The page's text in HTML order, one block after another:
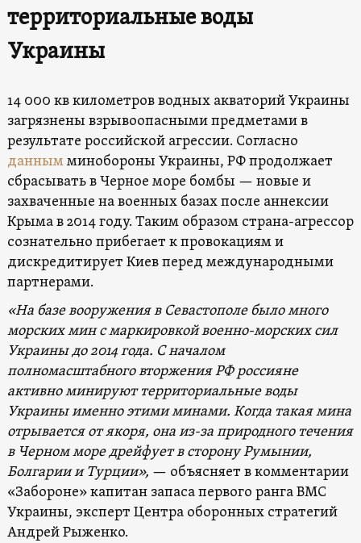
территориальные воды
Украины
14 000 кв километров водных акваторий Украины
загрязнены взрывоопасными предметами в
результате российской агрессии. Согласно
даннымминобороны Украины, РФ продолжает
сбрасывать в Черное море бомбы — новые и
захваченные на военных базах после аннексии
Крыма в 2014 году. Таким образом страна-агрессор
сознательно прибегает к провокациям и
дискредитирует Киев перед международными
партнерами.
«На базе вооружения в Севастополе было много
морских мин с маркировкой военно-морских сил
Украины до 2014 года. С началом
полномасштабного вторжения РФ россияне
активно минируют территориальные воды
Украины именно этими минами. Когда такая мина
отрывается от якоря, она из-за природного течения
в Черном море дрейфует в сторону Румынии,
Болгарии и Турции», — объясняет в комментарии
«Забороне» капитан запаса первого ранга ВМС
Украины, эксперт Центра оборонных стратегий
Андрей Рыженко.